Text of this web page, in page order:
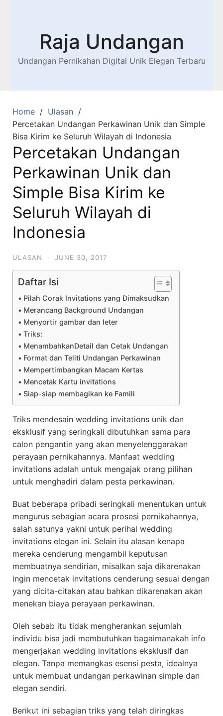
Raja Undangan
Undangan Pernikahan Digital Unik Elegan Terbaru
Home
Ulasan
Percetakan Undangan Perkawinan Unik dan Simple
Bisa Kirim ke Seluruh Wilayah di Indonesia
Percetakan Undangan
Perkawinan Unik dan
Simple Bisa Kirim ke
Seluruh Wilayah di
Indonesia
ULASAN · JUNE 30, 2017
Daftar Isi
Pilah Corak Invitations yang Dimaksudkan
Merancang Background Undangan
Menyortir gambar dan leter
Triks:
MenambahkanDetail dan Cetak Undangan
Format dan Teliti Undangan Perkawinan
Mempertimbangkan Macam Kertas
Mencetak Kartu invitations
Siap-siap membagikan ke Famili
Triks mendesain wedding invitations unik dan
eksklusif yang seringkali dibutuhkan sama para
calon pengantin yang akan menyelenggarakan
perayaan pernikahannya. Manfaat wedding
invitations adalah untuk mengajak orang pilihan
untuk menghadiri dalam pesta perkawinan.
Buat beberapa pribadi seringkali menentukan untuk
mengurus sebagian acara prosesi pernikahannya,
salah satunya yakni untuk perihal wedding
invitations elegan ini. Selain itu alasan kenapa
mereka cenderung mengambil keputusan
membuatnya sendirian, misalkan saja dikarenakan
ingin mencetak invitations cenderung sesuai dengan
yang dicita-citakan atau bahkan dikarenakan akan
menekan biaya perayaan perkawinan.
Oleh sebab itu tidak mengherankan sejumlah
individu bisa jadi membutuhkan bagaimanakah info
mengerjakan wedding invitations eksklusif dan
elegan. Tanpa memangkas esensi pesta, idealnya
untuk membuat undangan perkawinan simple dan
elegan sendiri.
Berikut ini sebagian triks yang telah diringkas